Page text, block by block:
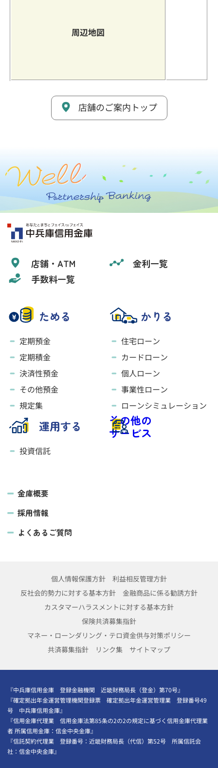
周辺地図
店舗のご案内トップ
店舗・ATM
金利一覧
手数料一覧
ためる
定期預金
定期積金
決済性預金
その他預金
規定集
かりる
住宅ローン
カードローン
個人ローン
事業性ローン
ローンシミュレーション
運用する
投資信託
その他の
サービス
金庫概要
採用情報
よくあるご質問
個人情報保護方針
利益相反管理方針
反社会的勢力に対する基本方針
金融商品に係る勧誘方針
カスタマーハラスメントに対する基本方針
保険共済募集指針
マネー・ローンダリング・テロ資金供与対策ポリシー
共済募集指針
リンク集 サイトマップ
『中兵庫信用金庫 登録金融機関 近畿財務局長（登金）第70号』
『確定拠出年金運営管理機関登録票 確定拠出年金運営管理業 登録番号49
号 中兵庫信用金庫』
『信用金庫代理業 信用金庫法第85条の2の2の規定に基づく信用金庫代理業
者 所属信用金庫：信金中央金庫』
『信託契約代理業 登録番号：近畿財務局長（代信）第52号 所属信託会
社：信金中央金庫』